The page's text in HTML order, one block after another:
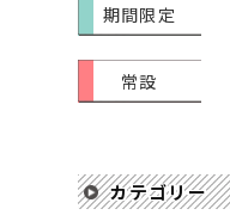
期間限定
常設
カテゴリー